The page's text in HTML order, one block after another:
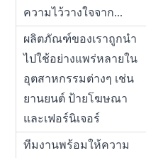
ความไว้วางใจจาก...
ผลิตภัณฑ์ของเราถูกนำ
ไปใช้อย่างแพร่หลายใน
อุตสาหกรรมต่างๆ เช่น
ยานยนต์ ป้ายโฆษณา
และเฟอร์นิเจอร์
ทีมงานพร้อมให้ความ